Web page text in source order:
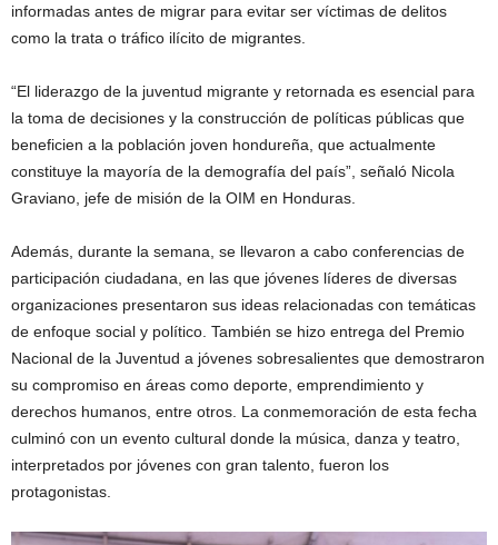
informadas antes de migrar para evitar ser víctimas de delitos
como la trata o tráfico ilícito de migrantes.
“El liderazgo de la juventud migrante y retornada es esencial para
la toma de decisiones y la construcción de políticas públicas que
beneficien a la población joven hondureña, que actualmente
constituye la mayoría de la demografía del país”, señaló Nicola
Graviano, jefe de misión de la OIM en Honduras.
Además, durante la semana, se llevaron a cabo conferencias de
participación ciudadana, en las que jóvenes líderes de diversas
organizaciones presentaron sus ideas relacionadas con temáticas
de enfoque social y político. También se hizo entrega del Premio
Nacional de la Juventud a jóvenes sobresalientes que demostraron
su compromiso en áreas como deporte, emprendimiento y
derechos humanos, entre otros. La conmemoración de esta fecha
culminó con un evento cultural donde la música, danza y teatro,
interpretados por jóvenes con gran talento, fueron los
protagonistas.